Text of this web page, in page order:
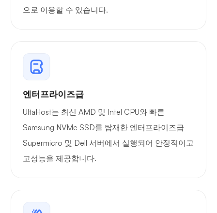
무료 SSL
보장된 자
원
이터베이스
무제한
DNS 관리
자
으로 이용할 수 있습니다.
엔터프라이즈급
UltaHost는 최신 AMD 및 Intel CPU와 빠른
Samsung NVMe SSD를 탑재한 엔터프라이즈급
Supermicro 및 Dell 서버에서 실행되어 안정적이고
고성능을 제공합니다.